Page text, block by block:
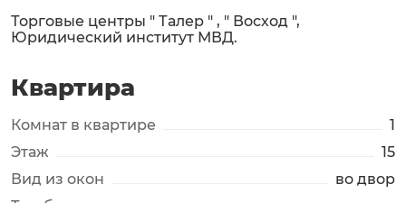
Торговые центры " Талер " , " Восход ",
Юридический институт МВД.
Квартира
Комнат в квартире
1
Этаж
15
Вид из окон
во двор